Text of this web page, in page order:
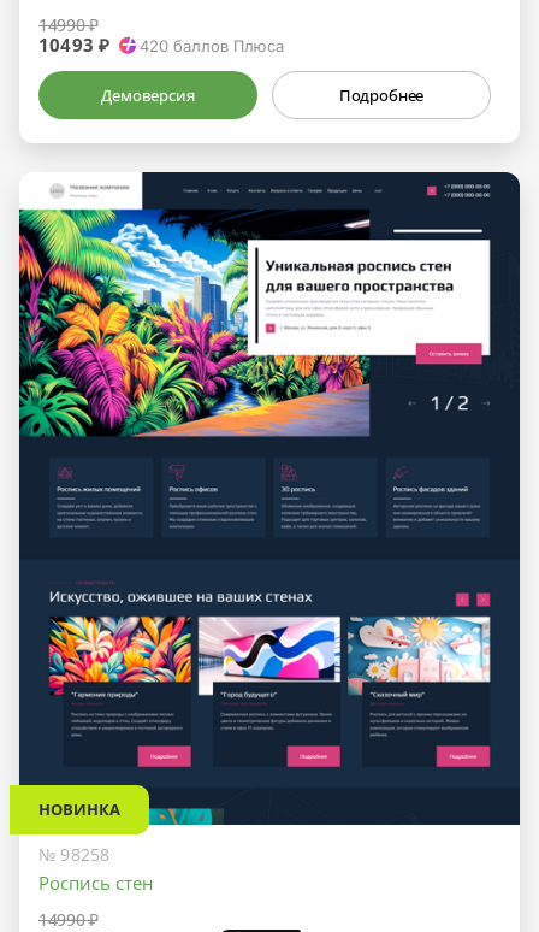
14990 ₽
10493 ₽ 420 баллов Плюса
Демоверсия Подробнее
НОВИНКА
№ 98258
Роспись стен
14990 ₽